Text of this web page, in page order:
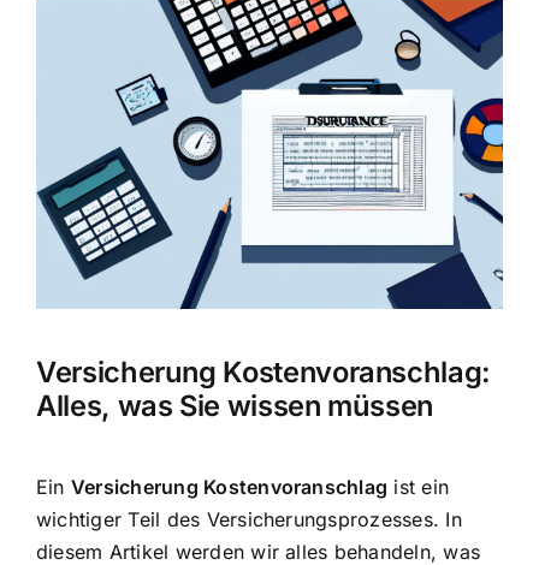
Versicherung Kostenvoranschlag:
Alles, was Sie wissen müssen
Ein Versicherung Kostenvoranschlag ist ein
wichtiger Teil des Versicherungsprozesses. In
diesem Artikel werden wir alles behandeln, was